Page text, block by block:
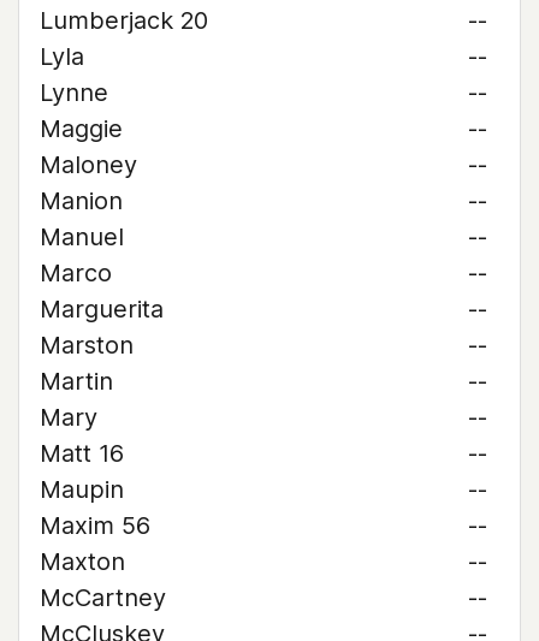
Lumberjack 20
--
Lyla
--
Lynne
--
Maggie
--
Maloney
--
Manion
--
Manuel
--
Marco
--
Marguerita
--
Marston
--
Martin
--
Mary
--
Matt 16
--
Maupin
--
Maxim 56
--
Maxton
--
McCartney
--
McCluskey
--